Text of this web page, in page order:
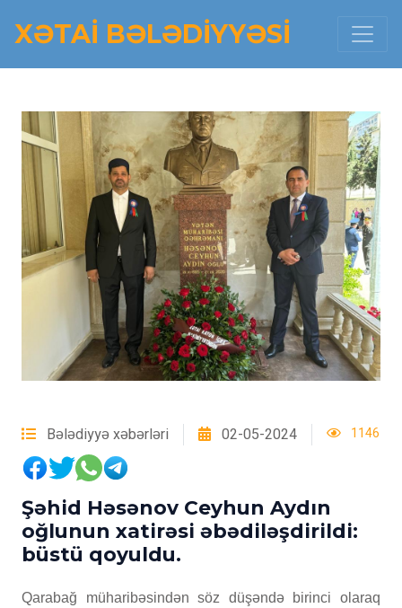
XƏTAI BƏLƏDIYYƏSI
Bələdiyyə xəbərləri 02-05-2024 1146
Şəhid Həsənov Ceyhun Aydın
oğlunun xatirəsi əbədiləşdirildi:
büstü qoyuldu.
Qarabağ müharibəsindən söz düşəndə birinci olaraq